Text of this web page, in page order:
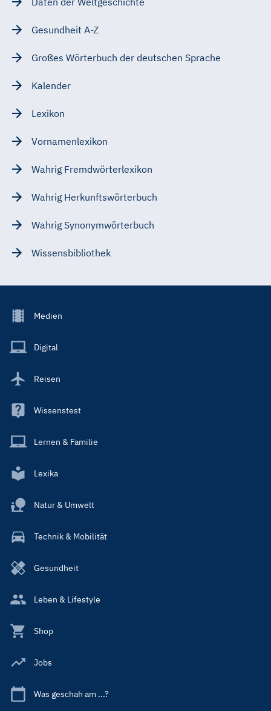
Gesundheit A-Z
Großes Wörterbuch der deutschen Sprache
Kalender
Lexikon
Vornamenlexikon
Wahrig Fremdwörterlexikon
Wahrig Herkunftswörterbuch
Wahrig Synonymwörterbuch
Wissensbibliothek
Footer
Main
Medien
Digital
Reisen
Wissenstest
Lernen & Familie
Lexika
Natur & Umwelt
Technik & Mobilität
Gesundheit
Leben & Lifestyle
Shop
Jobs
Was geschah am ...?